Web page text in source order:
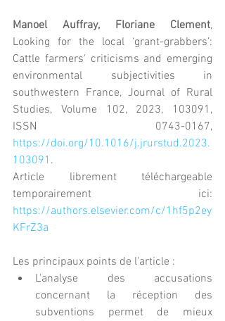
Manoel Auffray, Floriane Clement,
Looking for the local ‘grant-grabbers’:
Cattle farmers' criticisms and emerging
environmental subjectivities in
southwestern France, Journal of Rural
Studies, Volume 102, 2023, 103091,
https://doi.org/10.1016/j.jrurstud.2023.
103091 .
Article librement téléchargeable
https://authors.elsevier.com/c/1hf5p2ey
KFrZ3a
Les principaux points de l'article :
L'analyse des accusations
concernant la réception des
subventions permet de mieux